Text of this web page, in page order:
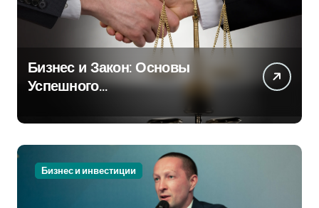
Бизнес и Закон: Основы
Успешного
Бизнес и инвестиции